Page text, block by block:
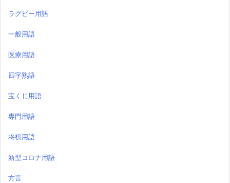
ラグビー用語
一般用語
医療用語
四字熟語
宝くじ用語
専門用語
将棋用語
新型コロナ用語
方言